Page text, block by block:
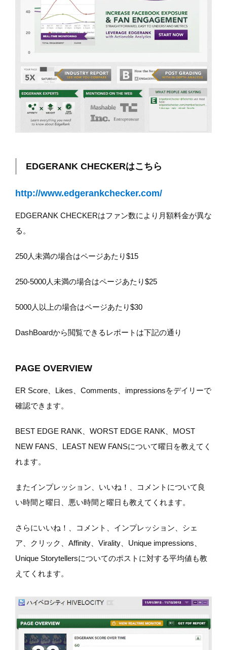
EDGERANK CHECKERはこちら
http://www.edgerankchecker.com/
EDGERANK CHECKERはファン数により月額料金が異な
る。
250人未満の場合はページあたり$15
250-5000人未満の場合はページあたり$25
5000人以上の場合はページあたり$30
DashBoardから閲覧できるレポートは下記の通り
PAGE OVERVIEW
ER Score、Likes、Comments、impressionsをデイリーで
確認できます。
BEST EDGE RANK、WORST EDGE RANK、MOST
NEW FANS、LEAST NEW FANSについて曜日を教えてく
れます。
またインプレッション、いいね！、コメントについて良
い時間と曜日、悪い時間と曜日も教えてくれます。
さらにいいね！、コメント、インプレッション、シェ
ア、クリック、Affinity、Virality、Unique impressions、
Unique Storytellersについてのポストに対する平均値も教
えてくれます。